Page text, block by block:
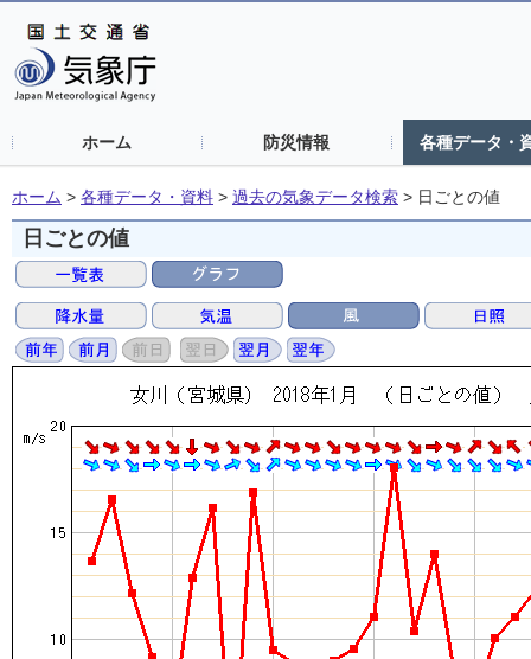
ホーム 防災情報 各種データ・
ホーム > 各種データ・資料 > 過去の気象データ検索 > 日ごとの値
日ごとの値